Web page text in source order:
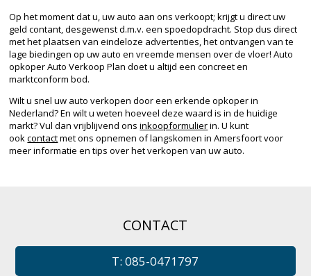
Op het moment dat u, uw auto aan ons verkoopt; krijgt u direct uw
geld contant, desgewenst d.m.v. een spoedopdracht. Stop dus direct
met het plaatsen van eindeloze advertenties, het ontvangen van te
lage biedingen op uw auto en vreemde mensen over de vloer! Auto
opkoper Auto Verkoop Plan doet u altijd een concreet en
marktconform bod.
Wilt u snel uw auto verkopen door een erkende opkoper in
Nederland? En wilt u weten hoeveel deze waard is in de huidige
markt? Vul dan vrijblijvend onsinkoopformulierin. U kunt
ookcontactmet ons opnemen of langskomen in Amersfoort voor
meer informatie en tips over het verkopen van uw auto.
CONTACT
T: 085-0471797